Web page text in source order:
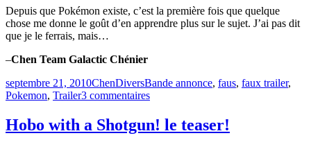
Depuis que Pokémon existe, c’est la première fois que quelque
chose me donne le goût d’en apprendre plus sur le sujet. J’ai pas dit
que je le ferrais, mais…
–Chen Team Galactic Chénier
Publié
le
septembre 21, 2010ChenCatégories
DiversÉtiquettes
Bande annonce, faus, faux trailer,
Pokemon, Trailer3 commentairessur
le
trailer
Hobo with a Shotgun! le teaser!